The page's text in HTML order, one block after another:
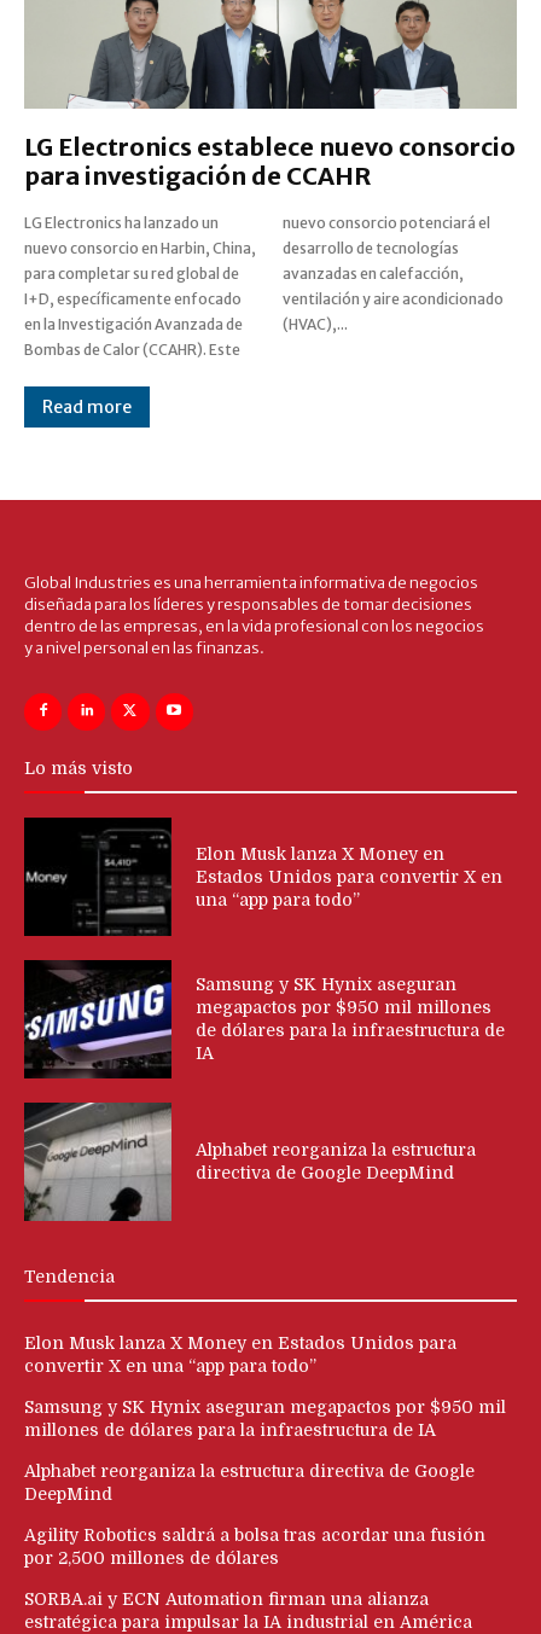
LG Electronics establece nuevo consorcio
para investigación de CCAHR
LG Electronics ha lanzado un
nuevo consorcio en Harbin, China,
para completar su red global de
I+D, específicamente enfocado
en la Investigación Avanzada de
Bombas de Calor (CCAHR). Este
nuevo consorcio potenciará el
desarrollo de tecnologías
avanzadas en calefacción,
ventilación y aire acondicionado
(HVAC),...
Read more
Global Industries es una herramienta informativa de negocios
diseñada para los líderes y responsables de tomar decisiones
dentro de las empresas, en la vida profesional con los negocios
y a nivel personal en las finanzas.
Lo más visto
Elon Musk lanza X Money en
Estados Unidos para convertir X en
una “app para todo”
Samsung y SK Hynix aseguran
megapactos por $950 mil millones
de dólares para la infraestructura de
IA
Alphabet reorganiza la estructura
directiva de Google DeepMind
Tendencia
Elon Musk lanza X Money en Estados Unidos para
convertir X en una “app para todo”
Samsung y SK Hynix aseguran megapactos por $950 mil
millones de dólares para la infraestructura de IA
Alphabet reorganiza la estructura directiva de Google
DeepMind
Agility Robotics saldrá a bolsa tras acordar una fusión
por 2,500 millones de dólares
SORBA.ai y ECN Automation firman una alianza
estratégica para impulsar la IA industrial en América